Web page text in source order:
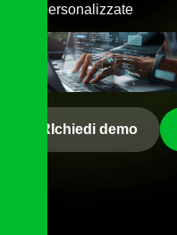
personalizzate
RIchiedi demo